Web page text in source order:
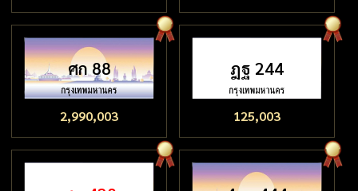
ศก 88
2,990,003
ฎฐ 244
125,003